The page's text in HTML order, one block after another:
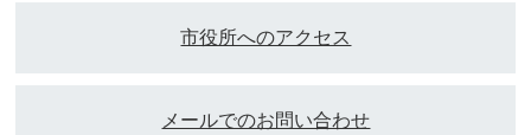
市役所へのアクセス
メールでのお問い合わせ